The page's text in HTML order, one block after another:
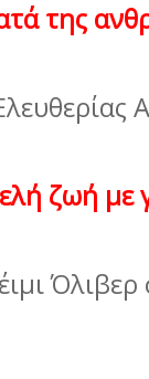
της
ζωή µε
Όλιβερ